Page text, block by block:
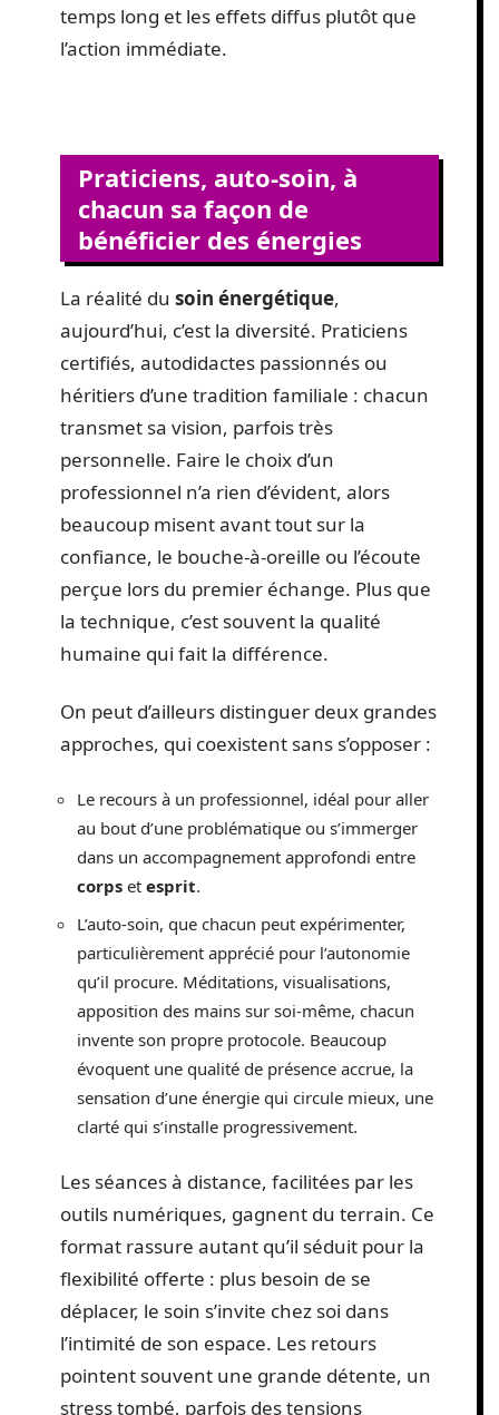
temps long et les effets diffus plutôt que
l’action immédiate.
Praticiens, auto-soin, à
chacun sa façon de
bénéficier des énergies
La réalité du soin énergétique,
aujourd’hui, c’est la diversité. Praticiens
certifiés, autodidactes passionnés ou
héritiers d’une tradition familiale : chacun
personnelle. Faire le choix d’un
professionnel n’a rien d’évident, alors
confiance, le bouche-à-oreille ou l’écoute
perçue lors du premier échange. Plus que
la technique, c’est souvent la qualité
On peut d’ailleurs distinguer deux grandes
approches, qui coexistent sans s’opposer :
Le recours à un professionnel, idéal pour aller
au bout d’une problématique ou s’immerger
dans un accompagnement approfondi entre
corps etesprit.
L’auto-soin, que chacun peut expérimenter,
particulièrement apprécié pour l’autonomie
qu’il procure. Méditations, visualisations,
apposition des mains sur soi-même, chacun
invente son propre protocole. Beaucoup
évoquent une qualité de présence accrue, la
sensation d’une énergie qui circule mieux, une
clarté qui s’installe progressivement.